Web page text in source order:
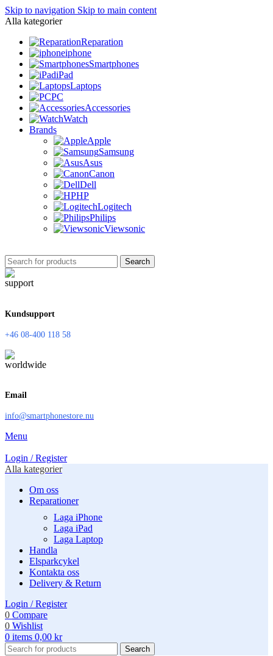
Skip to navigation Skip to main content
Alla kategorier
Reparation
iphone
Smartphones
iPad
Laptops
PC
Accessories
Watch
Brands
Apple
Samsung
Asus
Canon
Dell
HP
Logitech
Philips
Viewsonic
Search
Kundsupport
+46 08-400 118 58
Email
info@smartphonestore.nu
Menu
Login / Register
Alla kategorier
Om oss
Reparationer
Laga iPhone
Laga iPad
Laga Laptop
Handla
Elsparkcykel
Kontakta oss
Delivery & Return
Login / Register
0 Compare
0 Wishlist
0 items 0,00 kr
Search